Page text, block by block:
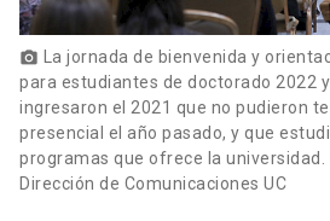
photo_camera La jornada de bienvenida y
para estudiantes de doctorado 2022
ingresaron el 2021 que no pudieron
presencial el año pasado, y que
programas que ofrece la universidad.
Dirección de Comunicaciones UC